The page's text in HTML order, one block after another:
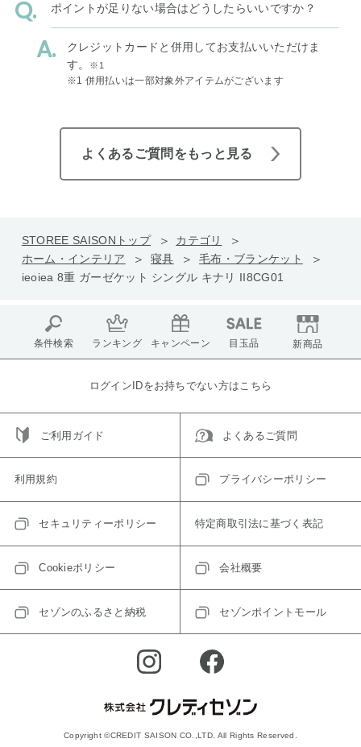
ポイントが足りない場合はどうしたらいいですか？
クレジットカードと併用してお支払いいただけま
す。
※1
※1 併用払いは一部対象外アイテムがございます
よくあるご質問をもっと見る
STOREE SAISONトップ
カテゴリ
ホーム・インテリア
寝具
毛布・ブランケット
ieoiea 8重 ガーゼケット シングル キナリ II8CG01
条件検索 ランキング キャンペーン 目玉品 新商品
ログインIDをお持ちでない方はこちら
ご利用ガイド よくあるご質問
利用規約 プライバシーポリシー
セキュリティーポリシー 特定商取引法に基づく表記
Cookieポリシー 会社概要
セゾンのふるさと納税 セゾンポイントモール
Copyright ©CREDIT SAISON CO.,LTD. All Rights Reserved.